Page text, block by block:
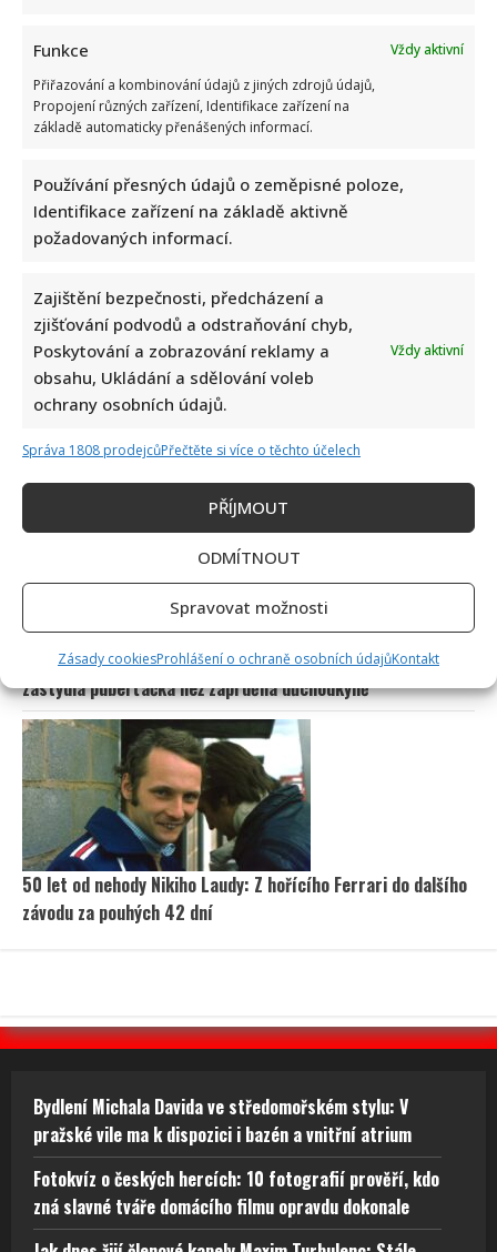
Funkce
Vždy aktivní
Přiřazování a kombinování údajů z jiných zdrojů údajů,
Propojení různých zařízení, Identifikace zařízení na
základě automaticky přenášených informací.
Používání přesných údajů o zeměpisné poloze,
Identifikace zařízení na základě aktivně
požadovaných informací.
Zajištění bezpečnosti, předcházení a
zjišťování podvodů a odstraňování chyb,
Poskytování a zobrazování reklamy a
obsahu, Ukládání a sdělování voleb
ochrany osobních údajů.
Vždy aktivní
Správa 1808 prodejcůPřečtěte si více o těchto účelech
PŘÍJMOUT
ODMÍTNOUT
Spravovat možnosti
Zásady cookiesProhlášení o ochraně osobních údajůKontakt
Fotokvíz o českých hercích: 10 fotografií prověří, kdo zná
slavné tváře domácího filmu opravdu dokonale
koncertech, ale největší slávu mají za sebou
Eva Holubová rozjela s dcerou nový podcast: „Radši budu
zastydlá puberťačka než zaprděná důchodkyně“
50 let od nehody Nikiho Laudy: Z hořícího Ferrari do dalšího
závodu za pouhých 42 dní
Bydlení Michala Davida ve středomořském stylu: V
pražské vile ma k dispozici i bazén a vnitřní atrium
Fotokvíz o českých hercích: 10 fotografií prověří, kdo
zná slavné tváře domácího filmu opravdu dokonale